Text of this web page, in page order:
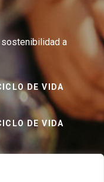
a
DE VIDA
DE VIDA